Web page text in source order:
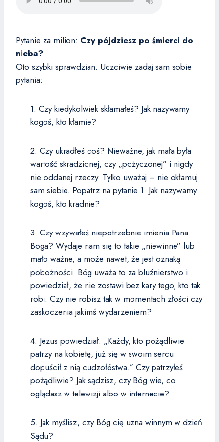
Pytanie za milion: Czy pójdziesz po śmierci do
nieba?
Oto szybki sprawdzian. Uczciwie zadaj sam sobie
pytania:
1. Czy kiedykolwiek skłamałeś? Jak nazywamy
kogoś, kto kłamie?
2. Czy ukradłeś coś? Nieważne, jak mała była
wartość skradzionej, czy „pożyczonej” i nigdy
nie oddanej rzeczy. Tylko uważaj – nie okłamuj
sam siebie. Popatrz na pytanie 1. Jak nazywamy
kogoś, kto kradnie?
3. Czy wzywałeś niepotrzebnie imienia Pana
Boga? Wydaje nam się to takie „niewinne” lub
mało ważne, a może nawet, że jest oznaką
pobożności. Bóg uważa to za bluźnierstwo i
powiedział, że nie zostawi bez kary tego, kto tak
robi. Czy nie robisz tak w momentach złości czy
zaskoczenia jakimś wydarzeniem?
4. Jezus powiedział: „Każdy, kto pożądliwie
patrzy na kobietę, już się w swoim sercu
dopuścił z nią cudzołóstwa.” Czy patrzyłeś
pożądliwie? Jak sądzisz, czy Bóg wie, co
oglądasz w telewizji albo w internecie?
5. Jak myślisz, czy Bóg cię uzna winnym w dzień
Sądu?